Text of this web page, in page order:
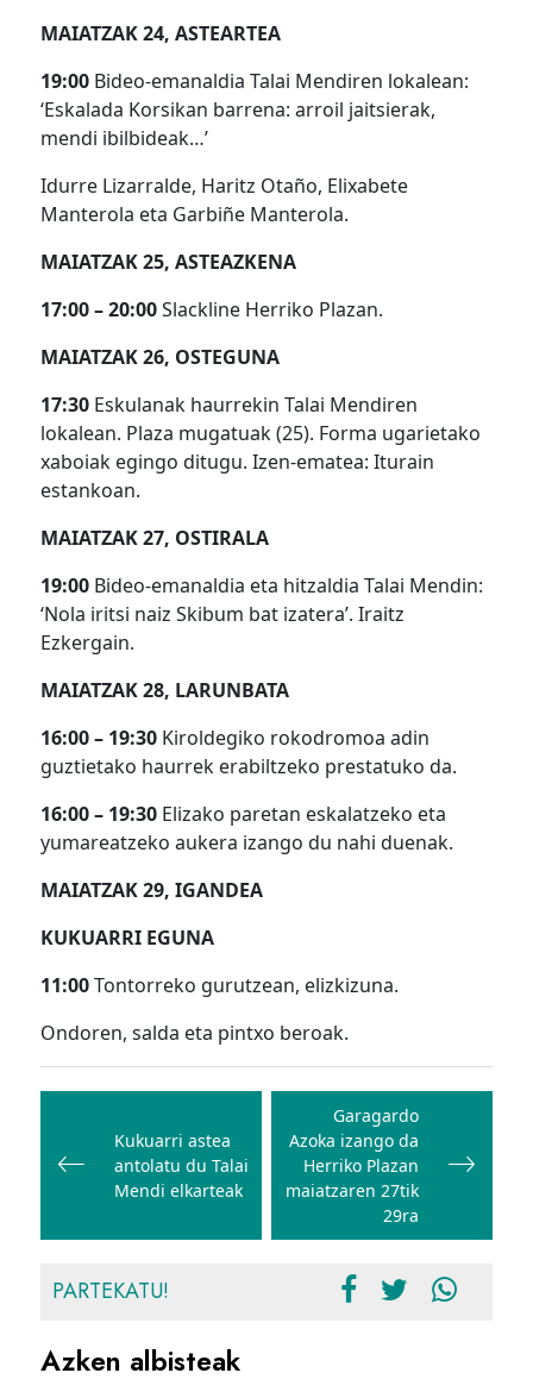
MAIATZAK 24, ASTEARTEA
19:00 Bideo-emanaldia Talai Mendiren lokalean:
‘Eskalada Korsikan barrena: arroil jaitsierak,
mendi ibilbideak…’
Idurre Lizarralde, Haritz Otaño, Elixabete
Manterola eta Garbiñe Manterola.
MAIATZAK 25, ASTEAZKENA
17:00 – 20:00Slackline Herriko Plazan.
MAIATZAK 26, OSTEGUNA
17:30 Eskulanak haurrekin Talai Mendiren
lokalean. Plaza mugatuak (25). Forma ugarietako
xaboiak egingo ditugu. Izen-ematea: Iturain
estankoan.
MAIATZAK 27, OSTIRALA
19:00 Bideo-emanaldia eta hitzaldia Talai Mendin:
‘Nola iritsi naiz Skibum bat izatera’. Iraitz
Ezkergain.
MAIATZAK 28, LARUNBATA
16:00 – 19:30 Kiroldegiko rokodromoa adin
guztietako haurrek erabiltzeko prestatuko da.
16:00 – 19:30 Elizako paretan eskalatzeko eta
yumareatzeko aukera izango du nahi duenak.
MAIATZAK 29, IGANDEA
KUKUARRI EGUNA
11:00Tontorreko gurutzean, elizkizuna.
Ondoren, salda eta pintxo beroak.
Bidalketetan
nabigatuKukuarri astea
antolatu du Talai
Mendi elkarteak
Garagardo
Azoka izango da
Herriko Plazan
maiatzaren 27tik
29ra
PARTEKATU!
Azken albisteak